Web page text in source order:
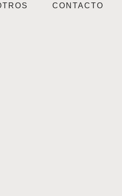
CONTACTO